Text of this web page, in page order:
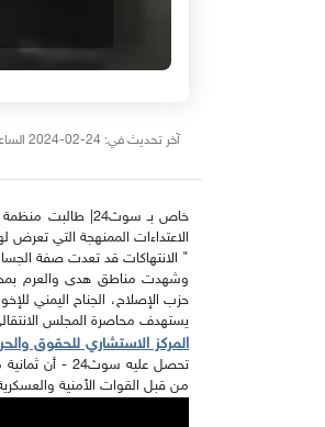
آخر تحديث في: 24-02-2024 الساعة 11 صباحاً بتوقيت عدن
خاص بـ سوث24|
الاعتداءات الممنهجة التي
" الانتهاكات قد تعدت صفة
وشهدت مناطق هدى والعرم
حزب الإصلاح، الجناح اليمني
يستهدف محاصرة المجلس
المركز الاستشاري للحقوق
تحصل عليه
من قبل القوات الأمنية